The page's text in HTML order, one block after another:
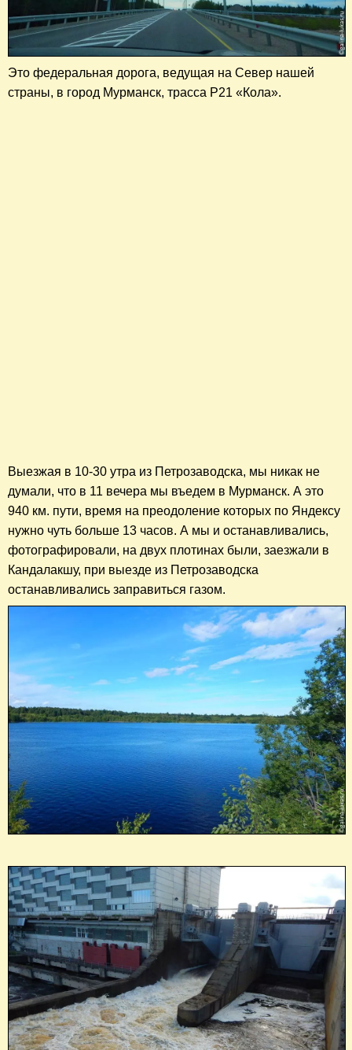
Это федеральная дорога, ведущая на Север нашей
страны, в город Мурманск, трасса Р21 «Кола».
Выезжая в 10-30 утра из Петрозаводска, мы никак не
думали, что в 11 вечера мы въедем в Мурманск. А это
940 км. пути, время на преодоление которых по Яндексу
нужно чуть больше 13 часов. А мы и останавливались,
фотографировали, на двух плотинах были, заезжали в
Кандалакшу, при выезде из Петрозаводска
останавливались заправиться газом.